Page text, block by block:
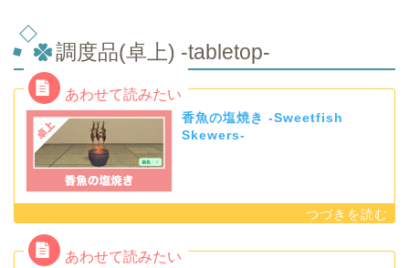
調度品(卓上) -tabletop-
香魚の塩焼き -Sweetfish
Skewers-